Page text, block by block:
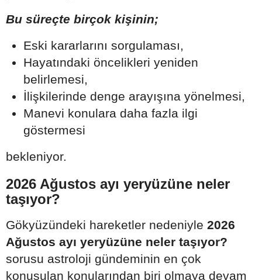
Bu süreçte birçok kişinin;
Eski kararlarını sorgulaması,
Hayatındaki öncelikleri yeniden
belirlemesi,
İlişkilerinde denge arayışına yönelmesi,
Manevi konulara daha fazla ilgi
göstermesi
bekleniyor.
2026 Ağustos ayı yeryüzüne neler
taşıyor?
Gökyüzündeki hareketler nedeniyle 2026
Ağustos ayı yeryüzüne neler taşıyor?
sorusu astroloji gündeminin en çok
konuşulan konularından biri olmaya devam